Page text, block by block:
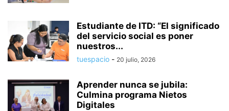
Estudiante de ITD: “El significado
del servicio social es poner
nuestros...
tuespacio - 20 julio, 2026
Aprender nunca se jubila:
Culmina programa Nietos
Digitales